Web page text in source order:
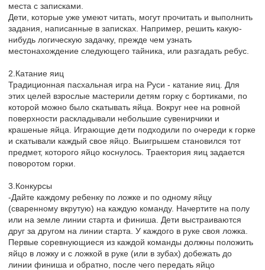
места с записками.
Дети, которые уже умеют читать, могут прочитать и выполнить
задания, написанные в записках. Например, решить какую-
нибудь логическую задачку, прежде чем узнать
местонахождение следующего тайника, или разгадать ребус.
2.Катание яиц
Традиционная пасхальная игра на Руси - катание яиц. Для
этих целей взрослые мастерили детям горку с бортиками, по
которой можно было скатывать яйца. Вокруг нее на ровной
поверхности раскладывали небольшие сувенирчики и
крашеные яйца. Играющие дети подходили по очереди к горке
и скатывали каждый свое яйцо. Выигрышем становился тот
предмет, которого яйцо коснулось. Траектория яиц задается
поворотом горки.
3.Конкурсы
-Дайте каждому ребенку по ложке и по одному яйцу
(сваренному вкрутую) на каждую команду. Начертите на полу
или на земле линии старта и финиша. Дети выстраиваются
друг за другом на линии старта. У каждого в руке своя ложка.
Первые соревнующиеся из каждой команды должны положить
яйцо в ложку и с ложкой в руке (или в зубах) добежать до
линии финиша и обратно, после чего передать яйцо